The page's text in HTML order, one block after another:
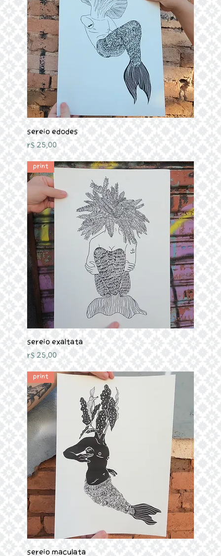
Sereio Edodes
Preço
R$ 25,00
Print
Sereio Exaltata
Preço
R$ 25,00
Print
Sereio Maculata